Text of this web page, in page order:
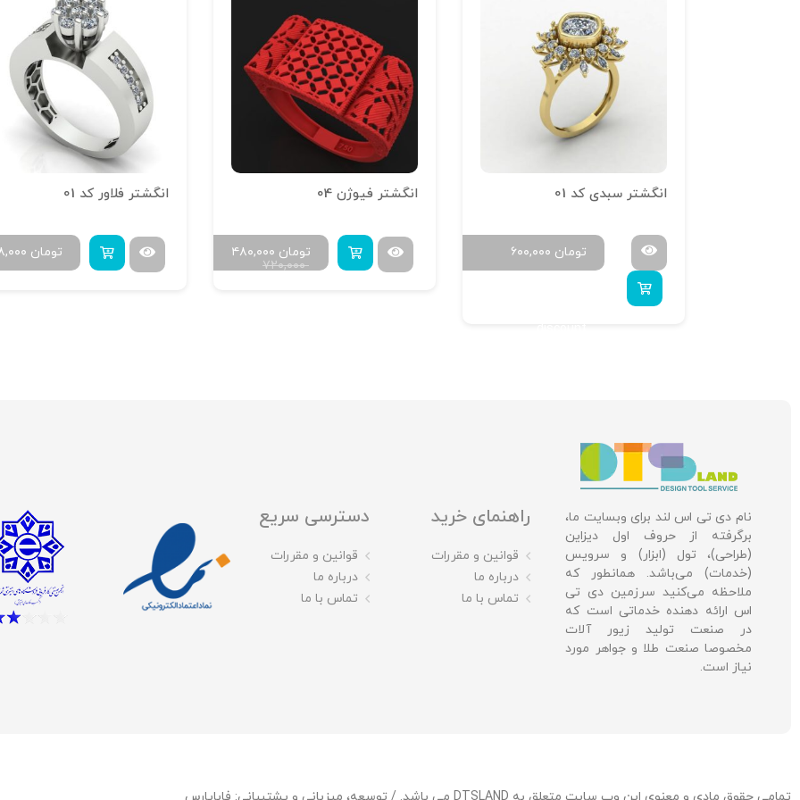
انگشتر سبدی کد 01
۶۰۰,۰۰۰ تومان
انگشتر فیوژن 04
۷۲۰,۰۰۰
۴۸۰,۰۰۰ تومان
انگشتر فلاور کد 01
تومان
نام دی تی اس لند برای وبسایت ما،
برگرفته از حروف اول دیزاین
(طراحی)، تول (ابزار) و سرویس
(خدمات) می‌باشد. همانطور که
ملاحظه می‌کنید سرزمین دی تی
اس ارائه دهنده خدماتی است که
در صنعت تولید زیور آلات
مخصوصا صنعت طلا و جواهر مورد
نیاز است.
راهنمای خرید
قوانین و مقررات
درباره ما
تماس با ما
دسترسی سریع
قوانین و مقررات
درباره ما
تماس با ما
تمامی حقوق مادی و معنوی این وب سایت متعلق به DTSLAND می باشد. / توسعه، میزبانی و پشتیبانی: فاباپارس